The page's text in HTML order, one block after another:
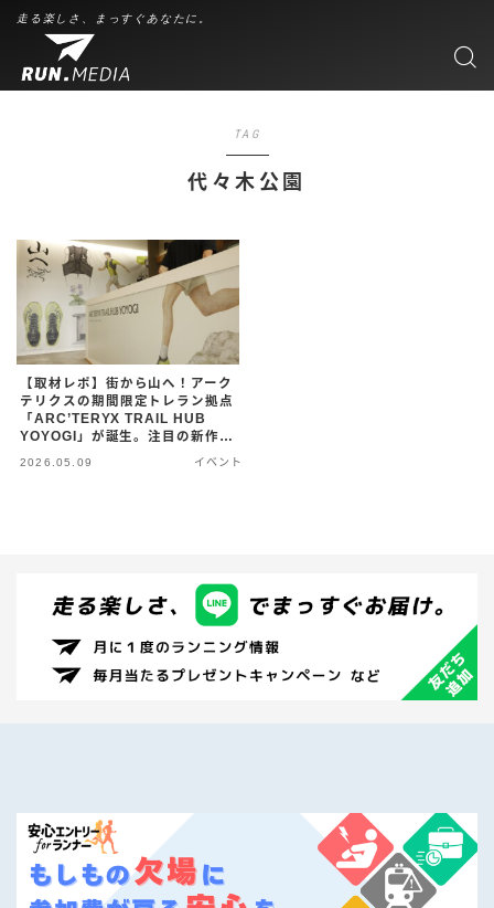
走る楽しさ、まっすぐあなたに。
TAG
代々木公園
【取材レポ】街から山へ！アーク
テリクスの期間限定トレラン拠点
「ARC’TERYX TRAIL HUB
YOYOGI」が誕生。注目の新作シ
2026.05.09 イベント